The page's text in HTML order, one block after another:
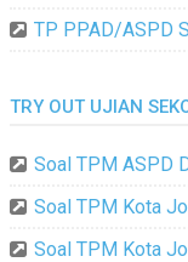
TP PPAD/ASPD
TRY OUT UJIAN
Soal TPM ASPD
Soal TPM Kota
Soal TPM Kota